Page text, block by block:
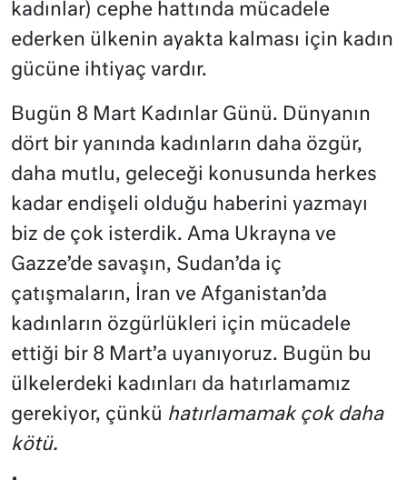
kadınlar) cephe hattında mücadele
ederken ülkenin ayakta kalması için kadın
gücüne ihtiyaç vardır.
Bugün 8 Mart Kadınlar Günü. Dünyanın
dört bir yanında kadınların daha özgür,
daha mutlu, geleceği konusunda herkes
kadar endişeli olduğu haberini yazmayı
biz de çok isterdik. Ama Ukrayna ve
Gazze’de savaşın, Sudan’da iç
çatışmaların, İran ve Afganistan’da
kadınların özgürlükleri için mücadele
ettiği bir 8 Mart’a uyanıyoruz. Bugün bu
ülkelerdeki kadınları da hatırlamamız
gerekiyor, çünkü hatırlamamak çok daha
kötü.